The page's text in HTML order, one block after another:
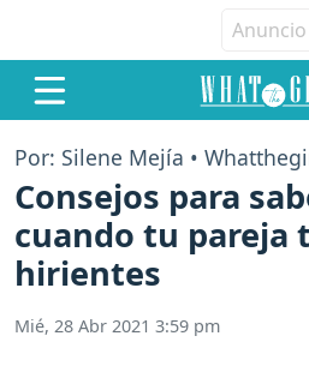
Por: Silene Mejía •
Consejos para
cuando tu pareja
hirientes
Mié, 28 Abr 2021 3:59 pm